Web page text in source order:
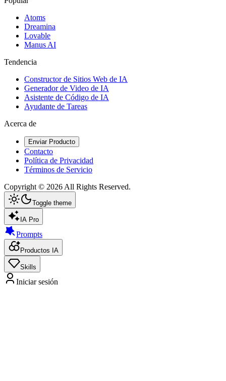
Atoms
Dreamina
Lovable
Manus AI
Tendencia
Constructor de Sitios Web de IA
Generador de Video de IA
Asistente de Código de IA
Ayudante de Tareas
Acerca de
Enviar Producto
Contacto
Política de Privacidad
Términos de Servicio
Copyright © 2026All Rights Reserved.
Toggle theme
IA Pro
Prompts
Productos IA
Skills
Iniciar sesión